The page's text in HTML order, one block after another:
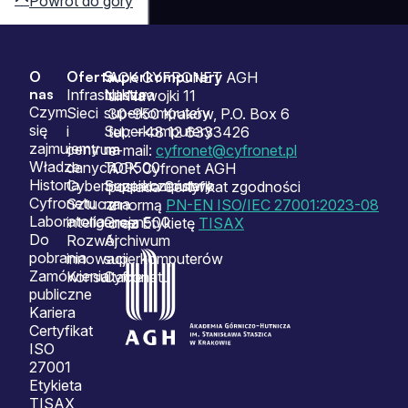
Sitemap
O
nas
Czym
się
zajmujemy
Władze
Historia
Cyfronetu
Laboratoria
Do
pobrania
Zamówienia
publiczne
Kariera
Certyfikat
ISO
27001
Etykieta
TISAX
Oferta
Infrastruktura
Sieci
i
centrum
danych
Cyberbezpieczeństwo
Sztuczna
inteligencja
Rozwój
innowacji
Konsultacje
Superkomputery
Nasze
superkomputery
Superkomputery
na
TOP500
Superkomputery
na
Green500
Archiwum
superkomputerów
Cyfronetu
ACK CYFRONET AGH
ul. Nawojki 11
30-950 Kraków, P.O. Box 6
tel.: +48 12 6333426
e-mail: cyfronet@cyfronet.pl
ACK Cyfronet AGH
posiada Certyfikat zgodności
z normą PN-EN ISO/IEC 27001:2023-08
oraz Etykietę TISAX